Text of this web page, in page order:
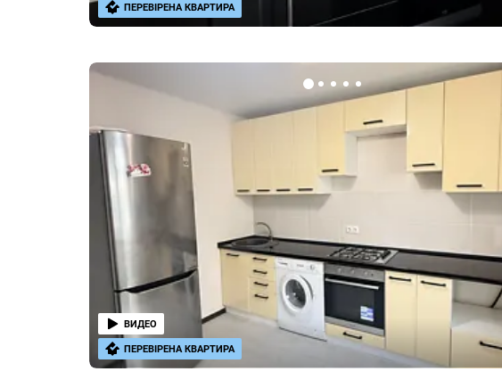
ПЕРЕВІРЕНА КВАРТИРА
ВИДЕО
ПЕРЕВІРЕНА КВАРТИРА